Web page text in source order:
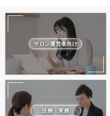
サロン運営者向け
法務・実務